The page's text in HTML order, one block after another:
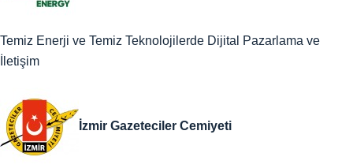
Temiz Enerji ve Temiz Teknolojilerde Dijital Pazarlama ve
İletişim
İzmir Gazeteciler Cemiyeti